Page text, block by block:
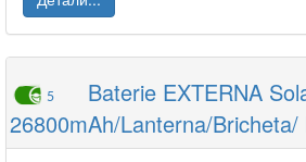
5
Baterie EXTERNA
26800mAh/Lanterna/Bricheta/